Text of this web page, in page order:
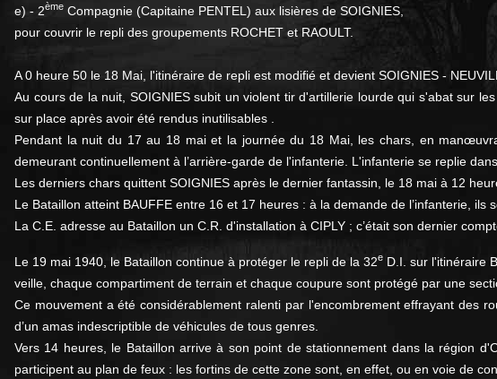
e) - 2ème Compagnie (Capitaine PENTEL) aux lisières de SOIGNIES,
pour couvrir le repli des groupements ROCHET et RAOULT.
A 0 heure 50 le 18 Mai, l'itinéraire de repli est modifié et devient SOIGNIES -
Au cours de la nuit, SOIGNIES subit un violent tir d'artillerie lourde qui s'abat sur
sur place après avoir été rendus inutilisables .
Pendant la nuit du 17 au 18 mai et la journée du 18 Mai, les chars, en
demeurant continuellement à l’arrière-garde de l'infanterie. L'infanterie se replie
Les derniers chars quittent SOIGNIES après le dernier fantassin, le 18 mai à 12
Le Bataillon atteint BAUFFE entre 16 et 17 heures : à la demande de l’infanterie,
La C.E. adresse au Bataillon un C.R. d'installation à CIPLY ; c’était son dernier
Le 19 mai 1940, le Bataillon continue à protéger le repli de la 32e D.I. sur l'itinéraire
veille, chaque compartiment de terrain et chaque coupure sont protégé par une
Ce mouvement a été considérablement ralenti par l'encombrement effrayant des
d’un amas indescriptible de véhicules de tous genres.
Vers 14 heures, le Bataillon arrive à son point de stationnement dans la région
participent au plan de feux : les fortins de cette zone sont, en effet, ou en voie de